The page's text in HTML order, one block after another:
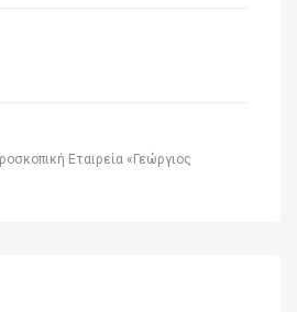
Εταιρεία «Γεώργιος